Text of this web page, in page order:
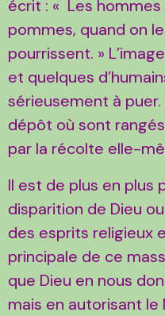
écrit : « Les
pommes, quand on
pourrissent. »
et quelques
sérieusement à puer.
dépôt où sont
par la récolte elle-
Il est de plus en plus
disparition de Dieu
des esprits religieux
principale de ce
que Dieu en nous
mais en autorisant le